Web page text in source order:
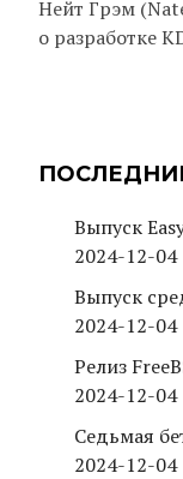
Нейт Грэм
о разработке
Выпуск
2024-12-04
Выпуск
2024-12-04
Релиз
2024-12-04
Седьмая
2024-12-04